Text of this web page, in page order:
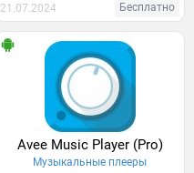
21.07.2024 Бесплатно
Avee Music Player (Pro)
Музыкальные плееры